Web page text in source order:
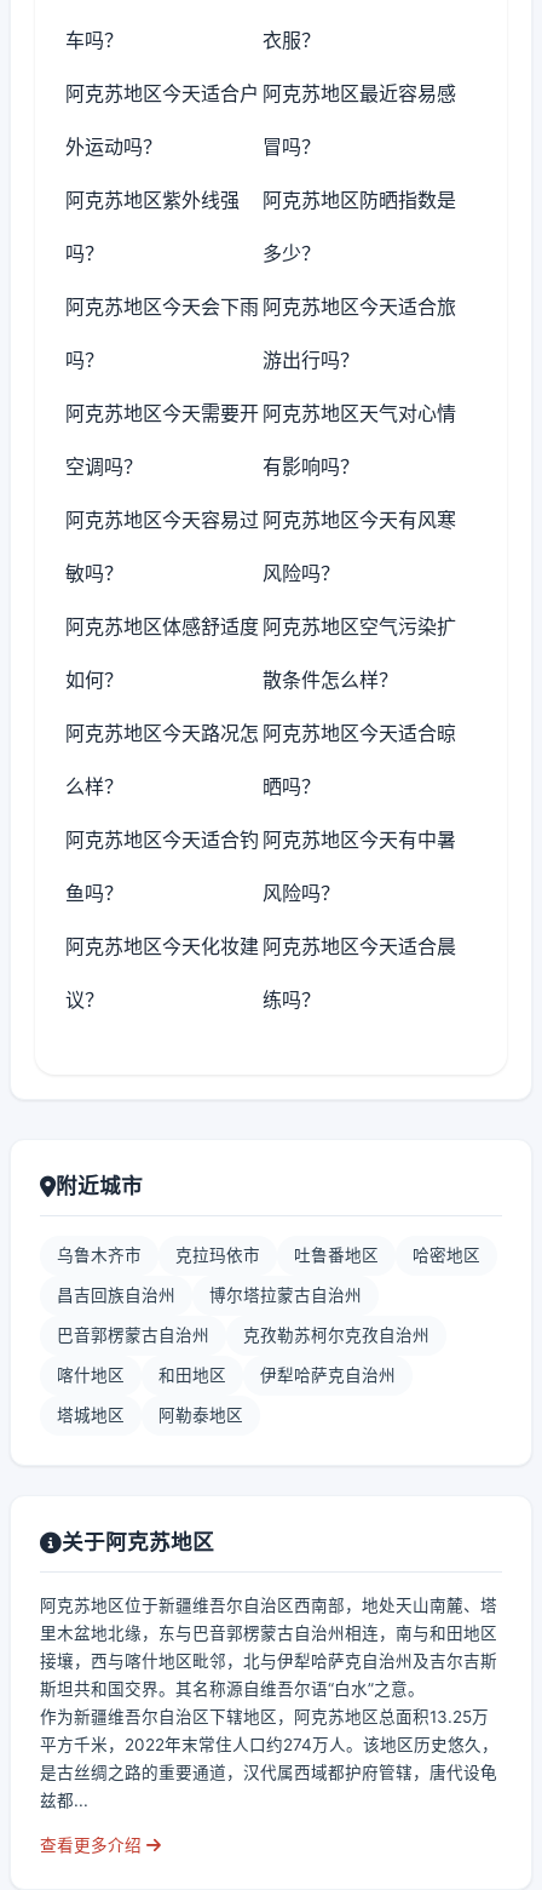
车吗？ 衣服？
阿克苏地区今天适合户
外运动吗？
阿克苏地区最近容易感
冒吗？
阿克苏地区紫外线强
吗？
阿克苏地区防晒指数是
多少？
阿克苏地区今天会下雨
吗？
阿克苏地区今天适合旅
游出行吗？
阿克苏地区今天需要开
空调吗？
阿克苏地区天气对心情
有影响吗？
阿克苏地区今天容易过
敏吗？
阿克苏地区今天有风寒
风险吗？
阿克苏地区体感舒适度
如何？
阿克苏地区空气污染扩
散条件怎么样？
阿克苏地区今天路况怎
么样？
阿克苏地区今天适合晾
晒吗？
阿克苏地区今天适合钓
鱼吗？
阿克苏地区今天有中暑
风险吗？
阿克苏地区今天化妆建
议？
阿克苏地区今天适合晨
练吗？
附近城市
乌鲁木齐市 克拉玛依市 吐鲁番地区 哈密地区
昌吉回族自治州 博尔塔拉蒙古自治州
巴音郭楞蒙古自治州 克孜勒苏柯尔克孜自治州
喀什地区 和田地区 伊犁哈萨克自治州
塔城地区 阿勒泰地区
关于阿克苏地区
阿克苏地区位于新疆维吾尔自治区西南部，地处天山南麓、塔
里木盆地北缘，东与巴音郭楞蒙古自治州相连，南与和田地区
接壤，西与喀什地区毗邻，北与伊犁哈萨克自治州及吉尔吉斯
斯坦共和国交界。其名称源自维吾尔语“白水”之意。
作为新疆维吾尔自治区下辖地区，阿克苏地区总面积13.25万
平方千米，2022年末常住人口约274万人。该地区历史悠久，
是古丝绸之路的重要通道，汉代属西域都护府管辖，唐代设龟
兹都...
查看更多介绍